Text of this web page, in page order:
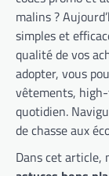
malins ?
simples et
qualité de vos
adopter, vous
vêtements,
quotidien.
de chasse aux
Dans cet article,